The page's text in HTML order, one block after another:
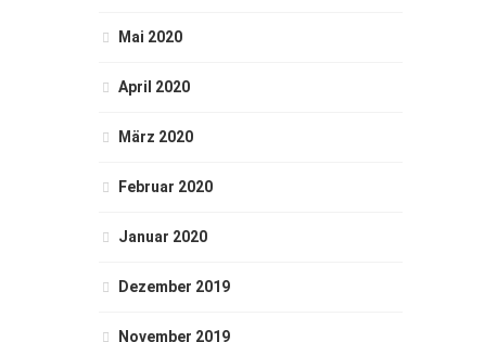
Mai 2020
April 2020
März 2020
Februar 2020
Januar 2020
Dezember 2019
November 2019